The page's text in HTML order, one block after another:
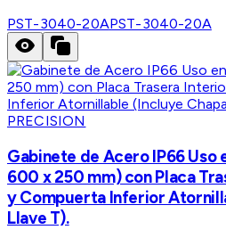
PST-3040-20APST-3040-20A
PRECISION
Gabinete de Acero IP66
600 x 250 mm) con Placa
y Compuerta Inferior
Llave T).